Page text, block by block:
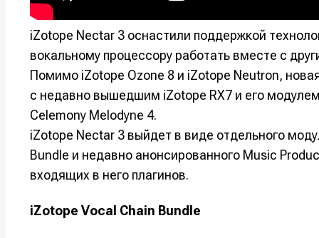
Вы сможете
Электронная
Я не
Вы сможете
Электронная
Я не
Вы сможете
Электронная
Я не
🎙️ Подкаст
📖
👷
Вы сможете
Электронная
Я не
🎙️ Подкаст
📖
👷
iZotope Nectar 3 оснастили поддержкой
вокальному процессору работать вместе с
Помимо iZotope Ozone 8 и iZotope Neutron,
с недавно вышедшим iZotope RX7 и его
Celemony Melodyne 4.
iZotope Nectar 3 выйдет в виде отдельного
Bundle и недавно анонсированного Music
входящих в него плагинов.
iZotope Vocal Chain Bundle